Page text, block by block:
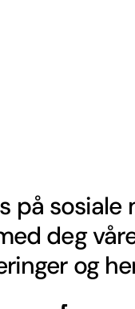
på sosiale
deg
og